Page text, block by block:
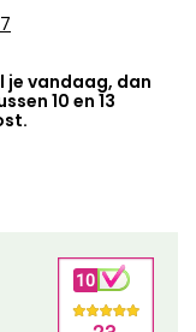
je vandaag, dan
10 en 13